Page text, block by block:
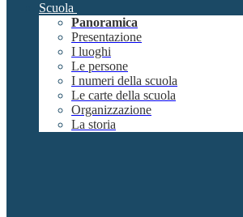
Scuola
Panoramica
Presentazione
I luoghi
Le persone
I numeri della scuola
Le carte della scuola
Organizzazione
La storia